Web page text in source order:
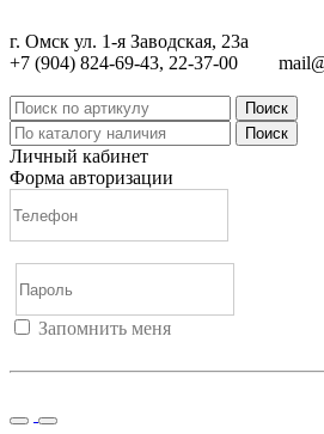
г. Омск ул. 1-я Заводская, 23а
+7 (904) 824-69-43, 22-37-00
Поиск
Поиск
Личный кабинет
Форма авторизации
Запомнить меня